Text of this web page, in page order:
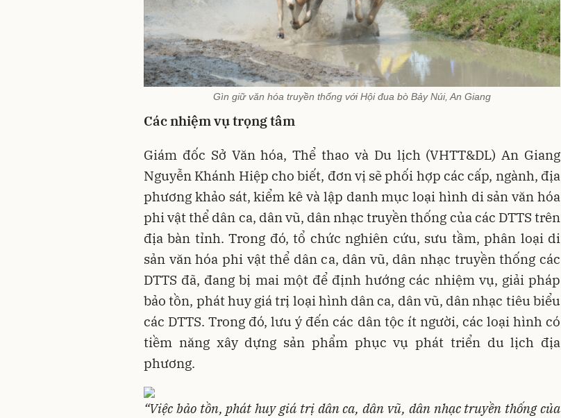
Gìn giữ văn hóa truyền thống với Hội đua bò Bảy Núi, An Giang
Các nhiệm vụ trọng tâm
Giám đốc Sở Văn hóa, Thể thao và Du lịch (VHTT&DL) An Giang
Nguyễn Khánh Hiệp cho biết, đơn vị sẽ phối hợp các cấp, ngành, địa
phương khảo sát, kiểm kê và lập danh mục loại hình di sản văn hóa
phi vật thể dân ca, dân vũ, dân nhạc truyền thống của các DTTS trên
địa bàn tỉnh. Trong đó, tổ chức nghiên cứu, sưu tầm, phân loại di
sản văn hóa phi vật thể dân ca, dân vũ, dân nhạc truyền thống các
DTTS đã, đang bị mai một để định hướng các nhiệm vụ, giải pháp
bảo tồn, phát huy giá trị loại hình dân ca, dân vũ, dân nhạc tiêu biểu
các DTTS. Trong đó, lưu ý đến các dân tộc ít người, các loại hình có
tiềm năng xây dựng sản phẩm phục vụ phát triển du lịch địa
phương.
“Việc bảo tồn, phát huy giá trị dân ca, dân vũ, dân nhạc truyền thống của